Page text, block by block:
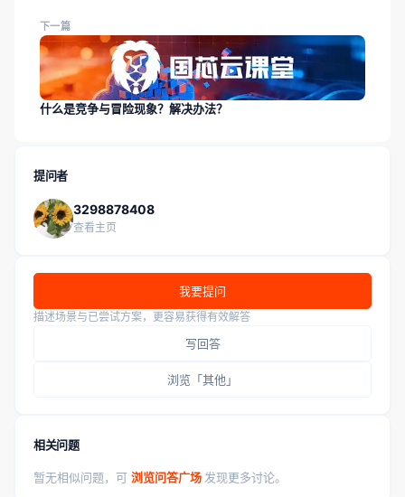
下一篇
什么是竞争与冒险现象？解决办法？
提问者
3298878408
查看主页
我要提问
描述场景与已尝试方案，更容易获得有效解答
写回答
浏览「其他」
相关问题
暂无相似问题，可 浏览问答广场 发现更多讨论。